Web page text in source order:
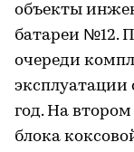
объекты
батареи №12.
очереди
эксплуатации
год. На
блока